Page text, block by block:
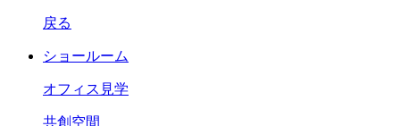
戻る
ショールーム
オフィス見学
共創空間